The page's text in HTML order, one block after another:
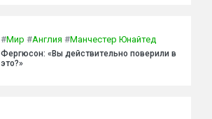
#Мир #Англия #Манчестер Юнайтед
Фергюсон: «Вы действительно поверили в
это?»